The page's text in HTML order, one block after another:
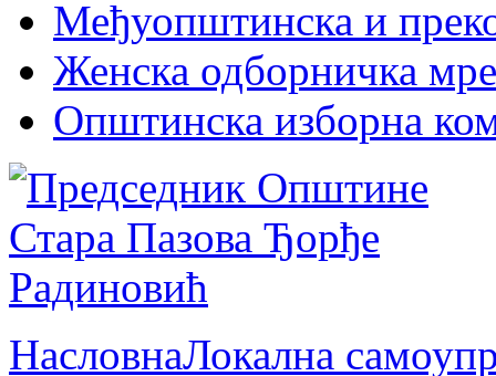
Међуопштинска и
Женска одборничка
Општинска изборна
НасловнаЛокална